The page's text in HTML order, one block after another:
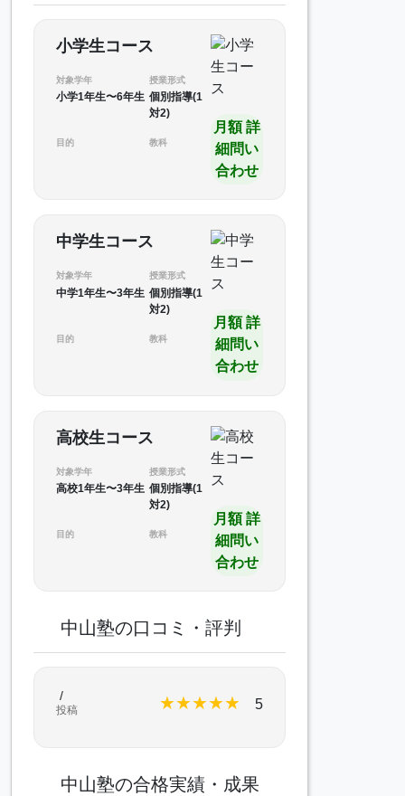
小学生コース
対象学年
小学1年生〜6年生
授業形式
個別指導(1
対2)
目的 教科
月額 詳
細問い
合わせ
中学生コース
対象学年
中学1年生〜3年生
授業形式
個別指導(1
対2)
目的 教科
月額 詳
細問い
合わせ
高校生コース
対象学年
高校1年生〜3年生
授業形式
個別指導(1
対2)
目的 教科
月額 詳
細問い
合わせ
中山塾の口コミ・評判
★★★★★ 5
/
投稿
中山塾の合格実績・成果